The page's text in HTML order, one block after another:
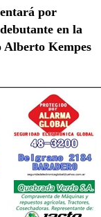
por
en la
Alberto Kempes